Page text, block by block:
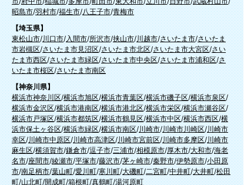
昭島市/羽村市/福生市/八王子市/青梅市
【埼玉県】
東松山市/川口市/ 入間市/所沢市/挟山市/川越市/さいたま市/さいたま
市岩槻区/さいたま市見沼区/さいたま市北区/さいたま市大宮区/さい
たま市西区/さいたま市緑区/さいたま市中央区/さいたま市浦和区/さ
いたま市桜区/さいたま市南区
【神奈川県】
横浜市神奈川区/横浜市旭区/横浜市青葉区/横浜市磯子区/横浜市泉区/
横浜市金沢区/横浜市港南区/横浜市港北区/横浜市栄区/横浜市瀬谷区/
横浜市戸塚区/横浜市都筑区/横浜市鶴見区/横浜市中区/横浜市西区/横
浜市保土ヶ谷区/横浜市緑区/横浜市南区/川崎市/川崎市川崎区/川崎市
幸区/川崎市中原区/川崎市高津区/川崎市宮前区/川崎市多摩区/川崎市
麻生区/横須賀市/鎌倉市/逗子市/三浦市/相模原市/厚木市/大和市/海老
名市/座間市/綾瀬市/平塚市/藤沢市/茅ヶ崎市/秦野市/伊勢原市/小田原
市/南足柄市/葉山町/愛川町/寒川町/大磯町/二宮町/中井町/大井町/松田
町/山北町/開成町/箱根町/真鶴町/湯河原町